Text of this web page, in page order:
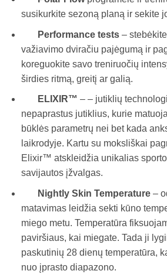
susikurkite sezoną planą ir sekite
Performance tests–
važiavimo dviračiu pajėgumą ir
koreguokite savo treniruočių
širdies ritmą, greitį ar galią.
ELIXIR™ – – jutiklių
nepaprastus jutiklius, kurie
būklės parametrų nei bet kada
laikrodyje. Kartu su moksliškai
Elixir™ atskleidžia unikalias
savijautos įžvalgas.
Nightly Skin Temperature–
matavimas leidžia sekti kūno
miego metu. Temperatūra
paviršiaus, kai miegate. Tada ji
paskutinių 28 dienų temperatūra,
nuo įprasto diapazono.